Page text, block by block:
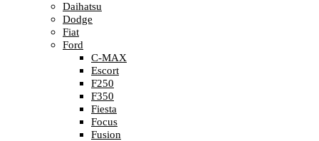
Daihatsu
Dodge
Fiat
Ford
C-MAX
Escort
F250
F350
Fiesta
Focus
Fusion